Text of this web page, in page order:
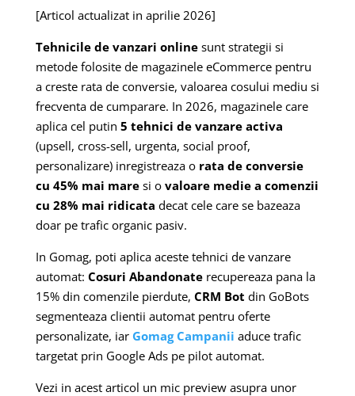
[Articol actualizat in aprilie 2026]
Tehnicile de vanzari onlinesunt strategii si
metode folosite de magazinele eCommerce pentru
a creste rata de conversie, valoarea cosului mediu si
frecventa de cumparare. In 2026, magazinele care
aplica cel putin 5 tehnici de vanzare activa
(upsell, cross-sell, urgenta, social proof,
personalizare) inregistreaza o rata de conversie
cu 45% mai maresi o valoare medie a comenzii
cu 28% mai ridicata decat cele care se bazeaza
doar pe trafic organic pasiv.
In Gomag, poti aplica aceste tehnici de vanzare
automat: Cosuri Abandonaterecupereaza pana la
15% din comenzile pierdute, CRM Bot din GoBots
segmenteaza clientii automat pentru oferte
personalizate, iar Gomag Campanii aduce trafic
targetat prin Google Ads pe pilot automat.
Vezi in acest articol un mic preview asupra unor